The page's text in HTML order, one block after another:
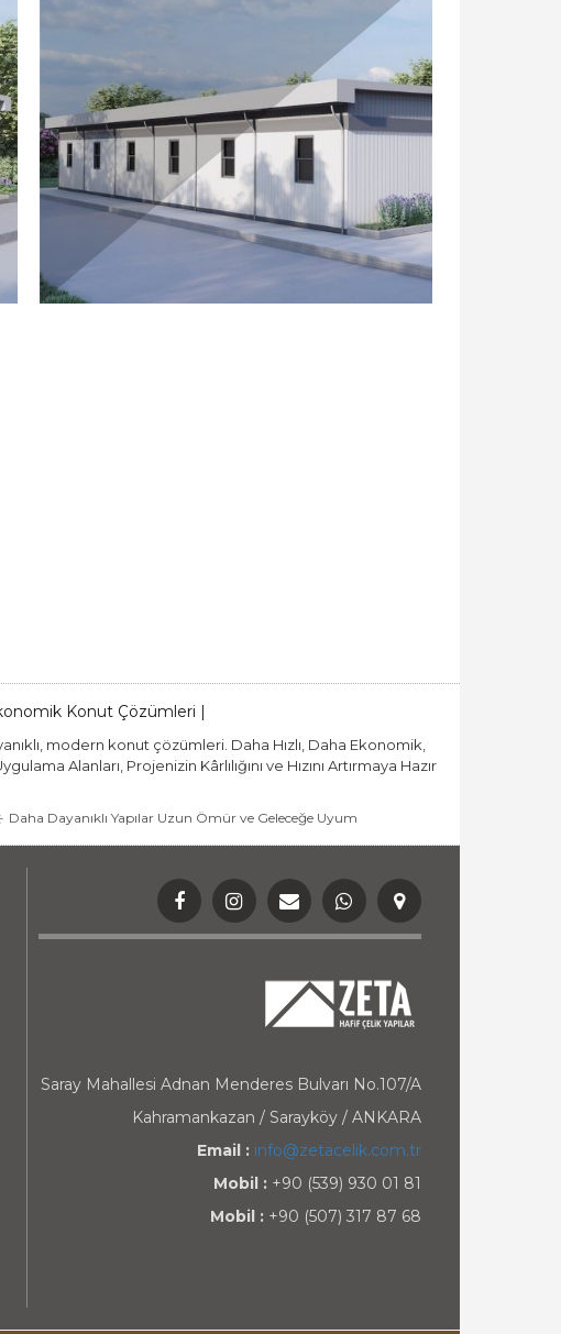
Konut Çözümleri |
modern konut çözümleri. Daha Hızlı, Daha Ekonomik,
Alanları, Projenizin Kârlılığını ve Hızını Artırmaya Hazır
Daha Dayanıklı Yapılar Uzun Ömür ve Geleceğe Uyum
Saray Mahallesi Adnan Menderes Bulvarı No.107/A
Kahramankazan / Sarayköy / ANKARA
Email : info@zetacelik.com.tr
Mobil :+90 (539) 930 01 81
Mobil :+90 (507) 317 87 68